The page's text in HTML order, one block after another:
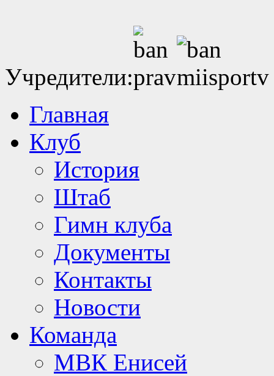
Учредители:
Главная
Клуб
История
Штаб
Гимн клуба
Документы
Контакты
Новости
Команда
МВК Енисей